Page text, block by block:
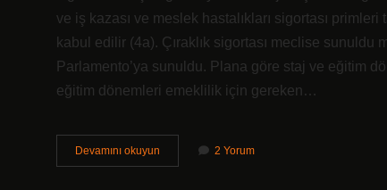
ve iş kazası ve meslek hastalıkları sigortası
kabul edilir (4a). Çıraklık sigortası meclise sunuldu
Parlamento’ya sunuldu. Plana göre staj ve eğitim
eğitim dönemleri emeklilik için gereken…
Devamını okuyun
Çıraklık
2 Yorum